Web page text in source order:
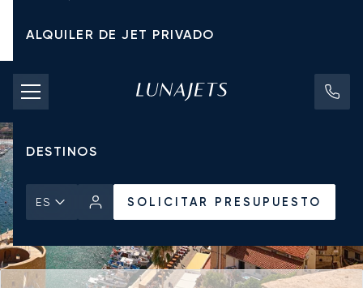
ALQUILER DE JET PRIVADO
TARIFAS DE CHÁRTER
JETS PRIVADOS
DESTINOS
ES SOLICITAR PRESUPUESTO